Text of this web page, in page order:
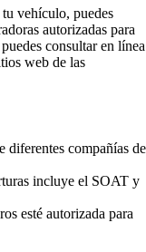
vehículo, puedes
autorizadas para
consultar en línea
web de las
diferentes compañías de
incluye el SOAT y
esté autorizada para